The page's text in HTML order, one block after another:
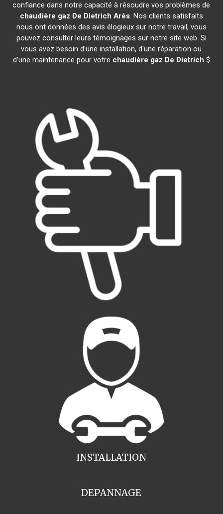
confiance dans notre capacité à résoudre vos problèmes de
chaudière gaz De Dietrich Arès. Nos clients satisfaits
nous ont données des avis élogieux sur notre travail, vous
pouvez consulter leurs témoignages sur notre site web. Si
vous avez besoin d'une installation, d'une réparation ou
d'une maintenance pour votre chaudière gaz De Dietrich $
INSTALLATION
DEPANNAGE